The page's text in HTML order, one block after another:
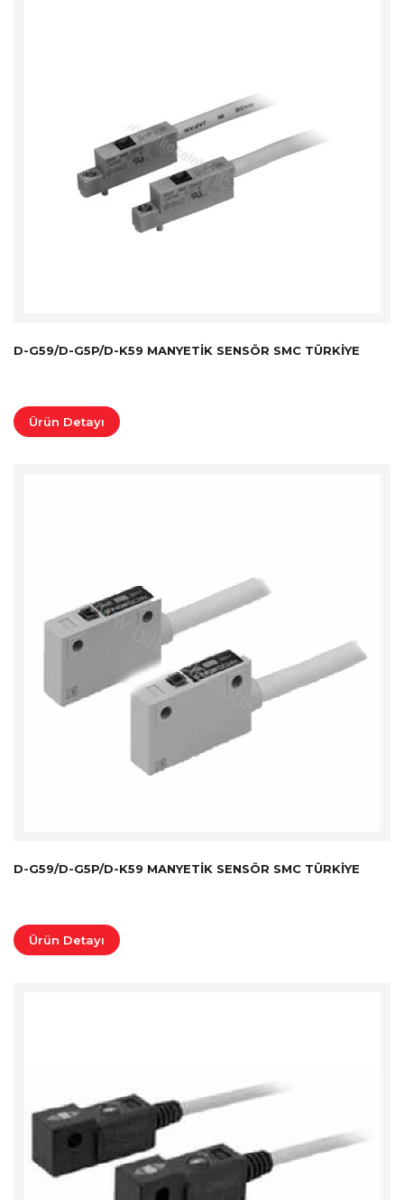
D-G59/D-G5P/D-K59 MANYETIK SENSÖR SMC TÜRKİYE
Ürün Detayı
D-G59/D-G5P/D-K59 MANYETIK SENSÖR SMC TÜRKİYE
Ürün Detayı